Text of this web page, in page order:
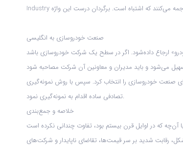
صنعت خودروسازی به انگلیسی
ارجاع داده‌شود. اگر در سطح یک شرکت خودروسازی باشد
صنعت خودروسازی را انتخاب کرد. سپس با روش نمونه‌گیری
تصادفی ساده اقدام به نمونه‌گیری نمود.
خلاصه و جمع‌بندی
رقابت شدید بر سر قیمت‌ها، تقاضای ناپایدار و شرکت‌های